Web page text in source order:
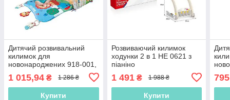
Дитячий розвивальний
килимок для
новонароджених 918-001,
елементи, ігровий
килимок
1 015,94 ₴ 1 286 ₴
Купити
Розвиваючий килимок
ходунки 2 в 1 HE 0621 з
піаніно
1 491₴ 1 988 ₴
Купити
795